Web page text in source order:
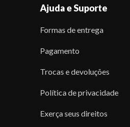
Ajuda e Suporte
Formas de entrega
Pagamento
Trocas e devoluções
Política de privacidade
Exerça seus direitos